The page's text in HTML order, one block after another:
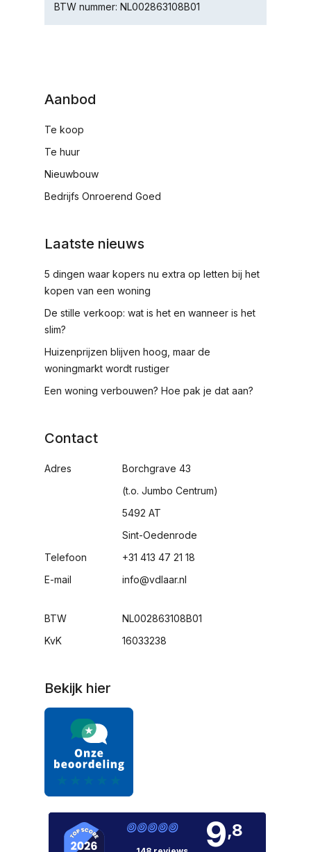
BTW nummer: NL002863108B01
Aanbod
Te koop
Te huur
Nieuwbouw
Bedrijfs Onroerend Goed
Laatste nieuws
5 dingen waar kopers nu extra op letten bij het
kopen van een woning
De stille verkoop: wat is het en wanneer is het
slim?
Huizenprijzen blijven hoog, maar de
woningmarkt wordt rustiger
Een woning verbouwen? Hoe pak je dat aan?
Contact
Adres
Telefoon
E-mail
BTW
KvK
Borchgrave 43
(t.o. Jumbo Centrum)
5492 AT
Sint-Oedenrode
+31 413 47 21 18
info@vdlaar.nl
NL002863108B01
16033238
Bekijk hier
9,8